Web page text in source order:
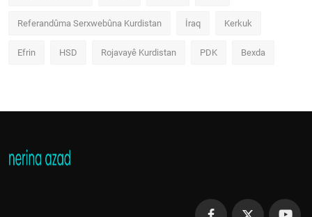
Referandûma Serxwebûna Kurdistan İraq Kerkuk
Efrin HSD Rojavayê Kurdistan PDK Bexda